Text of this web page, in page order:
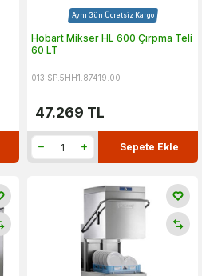
Aynı Gün Ücretsiz Kargo
Hobart Mikser HL 600 Çırpma Teli
60 LT
013.SP.5HH1.87419.00
47.269 TL
Sepete Ekle